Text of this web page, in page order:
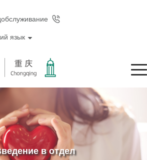
язык
в отдел